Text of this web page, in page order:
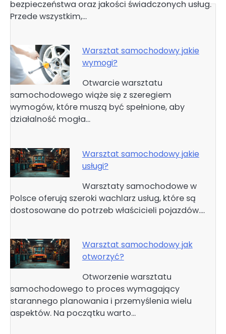
bezpieczeństwa oraz jakości świadczonych usług.
Przede wszystkim,…
Warsztat samochodowy jakie
wymogi?
Otwarcie warsztatu
samochodowego wiąże się z szeregiem
wymogów, które muszą być spełnione, aby
działalność mogła…
Warsztat samochodowy jakie
usługi?
Warsztaty samochodowe w
Polsce oferują szeroki wachlarz usług, które są
dostosowane do potrzeb właścicieli pojazdów.…
Warsztat samochodowy jak
otworzyć?
Otworzenie warsztatu
samochodowego to proces wymagający
starannego planowania i przemyślenia wielu
aspektów. Na początku warto…